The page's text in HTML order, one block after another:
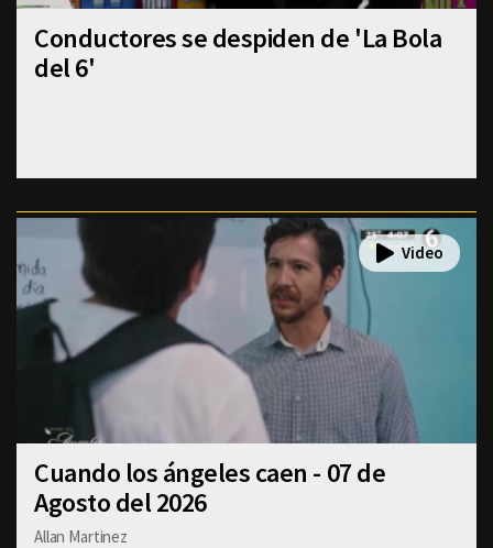
Conductores se despiden de 'La Bola
del 6'
Cuando los ángeles caen - 07 de
Agosto del 2026
Allan Martinez